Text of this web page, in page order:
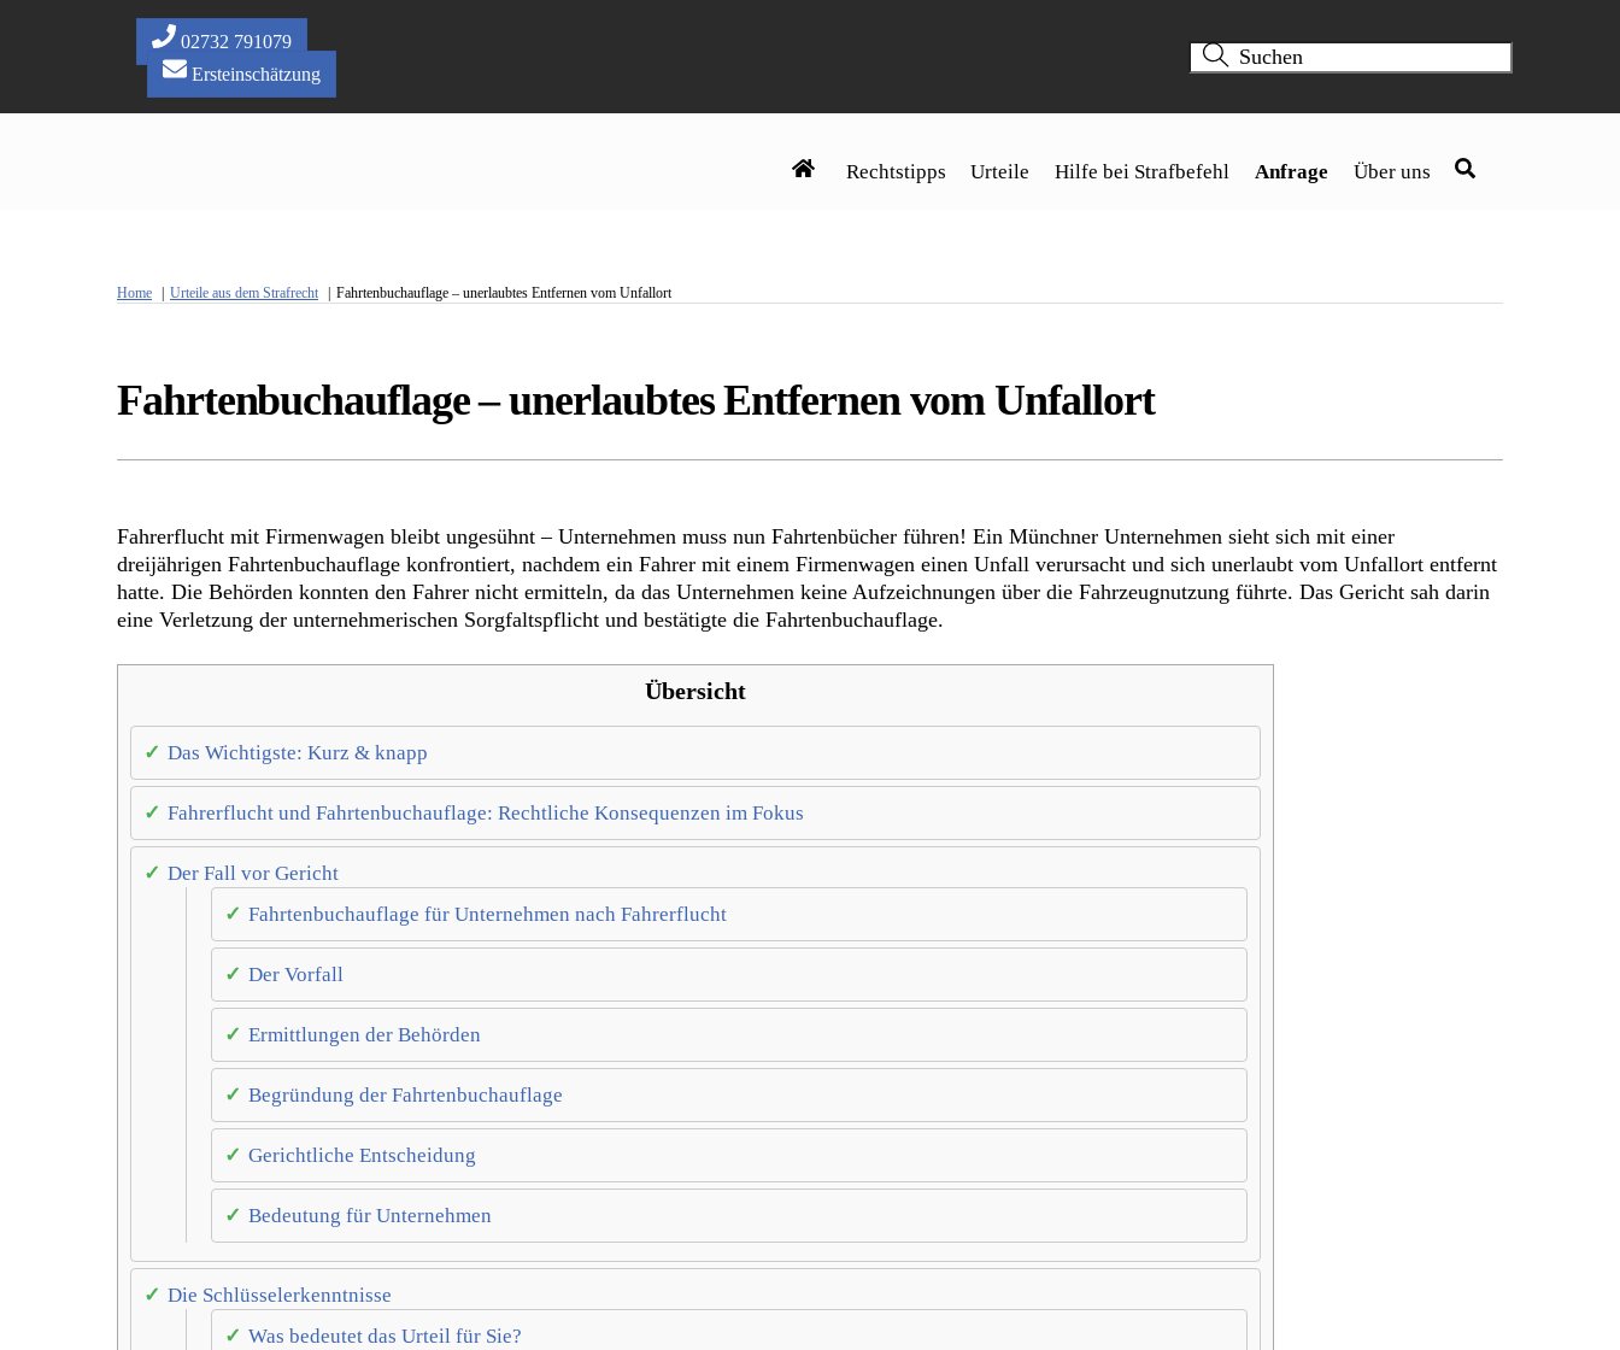
02732 791079
Ersteinschätzung
Rechtstipps Urteile Hilfe bei Strafbefehl Anfrage Über uns
Home Urteile aus dem Strafrecht Fahrtenbuchauflage – unerlaubtes Entfernen vom Unfallort
Fahrtenbuchauflage – unerlaubtes Entfernen vom Unfallort
Fahrerflucht mit Firmenwagen bleibt ungesühnt – Unternehmen muss nun Fahrtenbücher führen! Ein Münchner Unternehmen sieht sich mit einer
dreijährigen Fahrtenbuchauflage konfrontiert, nachdem ein Fahrer mit einem Firmenwagen einen Unfall verursacht und sich unerlaubt vom Unfallort entfernt
hatte. Die Behörden konnten den Fahrer nicht ermitteln, da das Unternehmen keine Aufzeichnungen über die Fahrzeugnutzung führte. Das Gericht sah darin
eine Verletzung der unternehmerischen Sorgfaltspflicht und bestätigte die Fahrtenbuchauflage.
Übersicht
Das Wichtigste: Kurz & knapp
Fahrerflucht und Fahrtenbuchauflage: Rechtliche Konsequenzen im Fokus
Der Fall vor Gericht
Fahrtenbuchauflage für Unternehmen nach Fahrerflucht
Der Vorfall
Ermittlungen der Behörden
Begründung der Fahrtenbuchauflage
Gerichtliche Entscheidung
Bedeutung für Unternehmen
Die Schlüsselerkenntnisse
Was bedeutet das Urteil für Sie?